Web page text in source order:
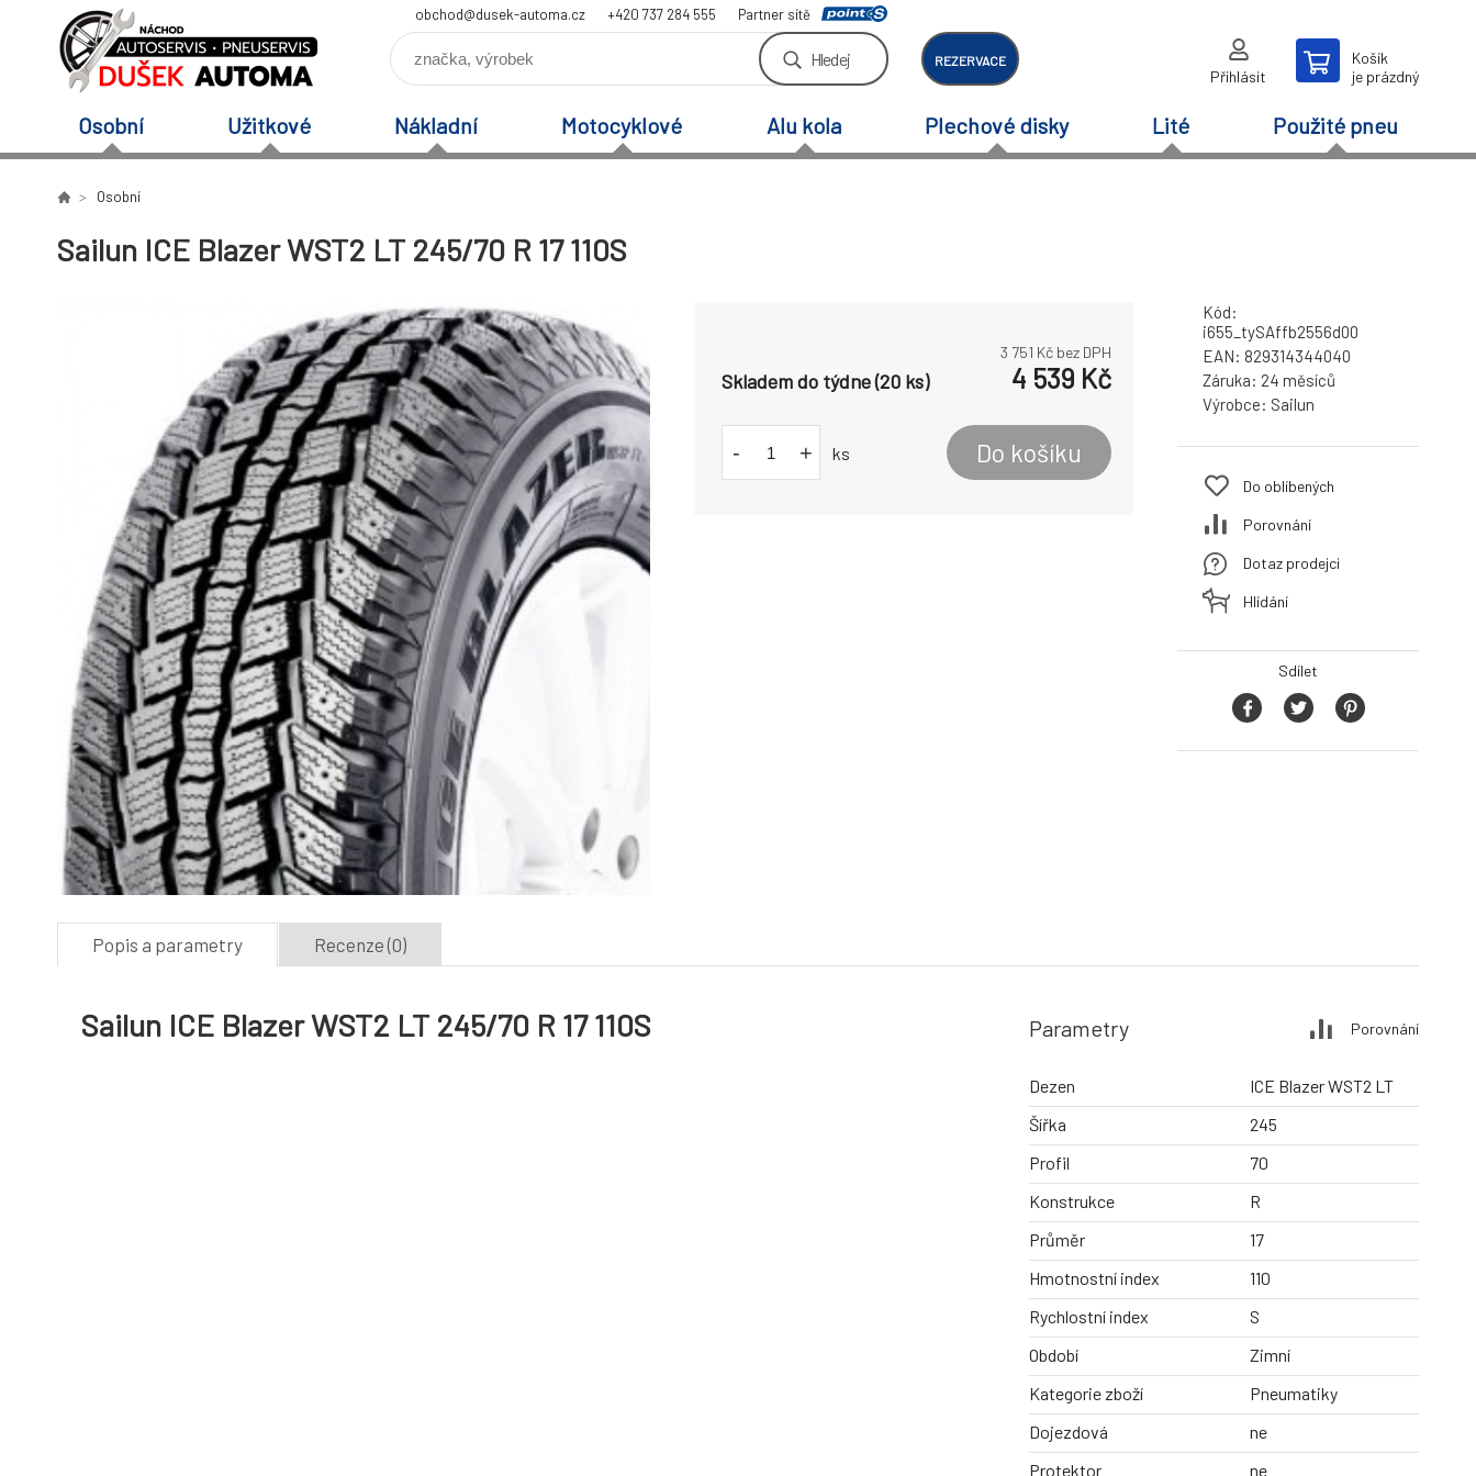
obchod@dusek-automa.cz +420 737 284 555 Partner sítě
Hledej REZERVACE
Přihlásit
Košík
je prázdný
Osobní Užitkové Nákladní Motocyklové Alu kola Plechové disky Lité Použité pneu
Osobní
Sailun ICE Blazer WST2 LT 245/70 R 17 110S
3 751 Kč bez DPH
Skladem do týdne (20 ks) 4 539 Kč
- + ks Do košíku
Kód:
i655_tySAffb2556d00
EAN: 829314344040
Záruka: 24 měsíců
Výrobce: Sailun
Do oblíbených
Porovnání
Dotaz prodejci
Hlídání
Sdílet
Popis a parametry Recenze (0)
Sailun ICE Blazer WST2 LT 245/70 R 17 110S Parametry Porovnání
Dezen
ICE Blazer WST2 LT
Šířka
245
Profil
70
Konstrukce
R
Průměr
17
Hmotnostní index
110
Rychlostní index
S
Období
Zimní
Kategorie zboží
Pneumatiky
Dojezdová
ne
Protektor
ne